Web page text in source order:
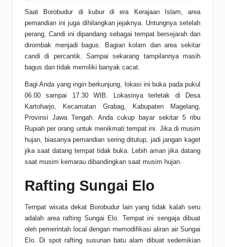
Saat Borobudur di kubur di era Kerajaan Islam, area
pemandian ini juga dihilangkan jejaknya. Untungnya setelah
perang, Candi ini dipandang sebagai tempat bersejarah dan
dirombak menjadi bagus. Bagian kolam dan area sekitar
candi di percantik. Sampai sekarang tampilannya masih
bagus dan tidak memiliki banyak cacat.
Bagi Anda yang ingin berkunjung, lokasi ini buka pada pukul
06.00 sampai 17.30 WIB. Lokasinya terletak di Desa
Kartoharjo, Kecamatan Grabag, Kabupaten Magelang,
Provinsi Jawa Tengah. Anda cukup bayar sekitar 5 ribu
Rupiah per orang untuk menikmati tempat ini. Jika di musim
hujan, biasanya pemandian sering ditutup, jadi jangan kaget
jika saat datang tempat tidak buka. Lebih aman jika datang
saat musim kemarau dibandingkan saat musim hujan.
Rafting Sungai Elo
Tempat wisata dekat Borobudur lain yang tidak kalah seru
adalah area rafting Sungai Elo. Tempat ini sengaja dibuat
oleh pemerintah local dengan memodifikasi aliran air Sungai
Elo. Di spot rafting susunan batu alam dibuat sedemikian